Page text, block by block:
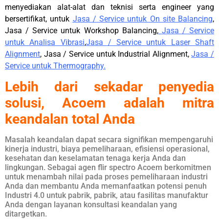
menyediakan alat-alat dan teknisi serta engineer yang
bersertifikat, untuk Jasa / Service untuk On site Balancing,
Jasa / Service untuk Workshop Balancing, Jasa / Service
untuk Analisa Vibrasi,Jasa / Service untuk Laser Shaft
Alignment, Jasa / Service untuk Industrial Alignment,Jasa /
Service untuk Thermography.
Lebih dari sekadar penyedia
solusi, Acoem adalah mitra
keandalan total Anda
Masalah keandalan dapat secara signifikan mempengaruhi
kinerja industri, biaya pemeliharaan, efisiensi operasional,
kesehatan dan keselamatan tenaga kerja Anda dan
lingkungan. Sebagai agen flir spectro Acoem berkomitmen
untuk menambah nilai pada proses pemeliharaan industri
Anda dan membantu Anda memanfaatkan potensi penuh
Industri 4.0 untuk pabrik, pabrik, atau fasilitas manufaktur
Anda dengan layanan konsultasi keandalan yang
ditargetkan.